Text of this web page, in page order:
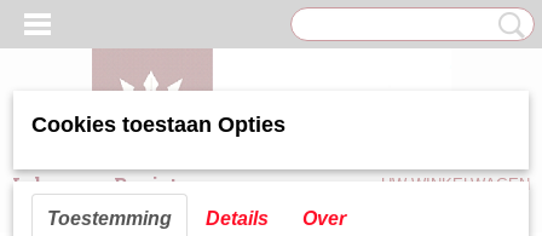
Inloggen Registreren UW WINKELWAGEN
Cookies toestaan Opties
Toestemming Details Over